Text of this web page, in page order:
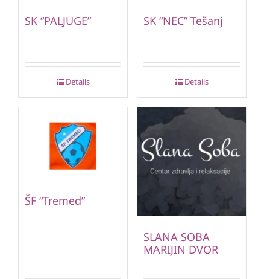
SK “PALJUGE”
Details
SK “NEC” Tešanj
Details
ŠF “Tremed”
SLANA SOBA
MARIJIN DVOR